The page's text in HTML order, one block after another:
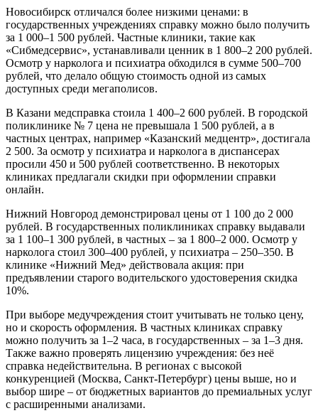
Новосибирск отличался более низкими ценами: в
государственных учреждениях справку можно было получить
за 1 000–1 500 рублей. Частные клиники, такие как
«Сибмедсервис», устанавливали ценник в 1 800–2 200 рублей.
Осмотр у нарколога и психиатра обходился в сумме 500–700
рублей, что делало общую стоимость одной из самых
доступных среди мегаполисов.
В Казани медсправка стоила 1 400–2 600 рублей. В городской
поликлинике № 7 цена не превышала 1 500 рублей, а в
частных центрах, например «Казанский медцентр», достигала
2 500. За осмотр у психиатра и нарколога в диспансерах
просили 450 и 500 рублей соответственно. В некоторых
клиниках предлагали скидки при оформлении справки
онлайн.
Нижний Новгород демонстрировал цены от 1 100 до 2 000
рублей. В государственных поликлиниках справку выдавали
за 1 100–1 300 рублей, в частных – за 1 800–2 000. Осмотр у
нарколога стоил 300–400 рублей, у психиатра – 250–350. В
клинике «Нижний Мед» действовала акция: при
предъявлении старого водительского удостоверения скидка
10%.
При выборе медучреждения стоит учитывать не только цену,
но и скорость оформления. В частных клиниках справку
можно получить за 1–2 часа, в государственных – за 1–3 дня.
Также важно проверять лицензию учреждения: без неё
справка недействительна. В регионах с высокой
конкуренцией (Москва, Санкт-Петербург) цены выше, но и
выбор шире – от бюджетных вариантов до премиальных услуг
с расширенными анализами.